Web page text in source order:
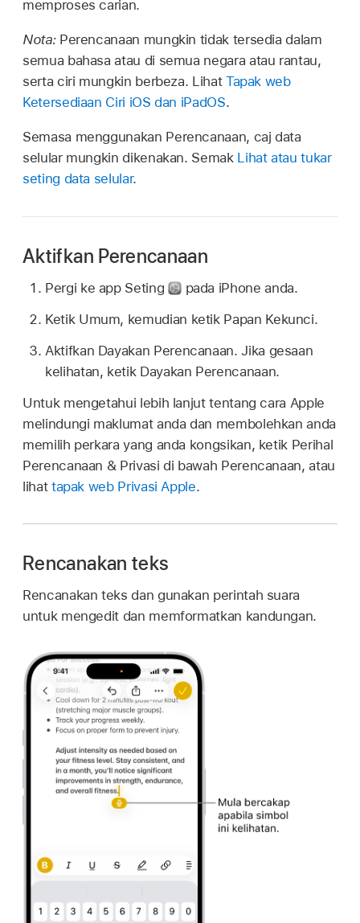
memproses carian.
Nota: Perencanaan mungkin tidak tersedia dalam
semua bahasa atau di semua negara atau rantau,
serta ciri mungkin berbeza. Lihat Tapak web
Ketersediaan Ciri iOS dan iPadOS.
Semasa menggunakan Perencanaan, caj data
selular mungkin dikenakan. Semak Lihat atau tukar
seting data selular.
Aktifkan Perencanaan
Pergi ke app Seting
pada iPhone anda.
Ketik Umum, kemudian ketik Papan Kekunci.
Aktifkan Dayakan Perencanaan. Jika gesaan
kelihatan, ketik Dayakan Perencanaan.
Untuk mengetahui lebih lanjut tentang cara Apple
melindungi maklumat anda dan membolehkan anda
memilih perkara yang anda kongsikan, ketik Perihal
Perencanaan & Privasi di bawah Perencanaan, atau
lihat tapak web Privasi Apple.
Rencanakan teks
Rencanakan teks dan gunakan perintah suara
untuk mengedit dan memformatkan kandungan.